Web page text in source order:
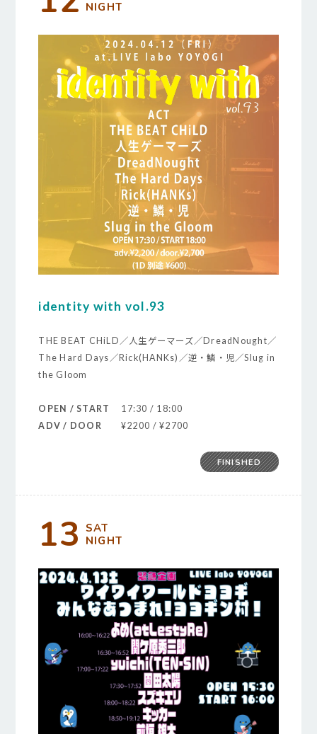
NIGHT
identity with vol.93
THE BEAT CHiLD／人生ゲーマーズ／DreadNought／
The Hard Days／Rick(HANKs)／逆・鱗・児／Slug in
the Gloom
OPEN / START
17:30 / 18:00
ADV / DOOR
¥2200 / ¥2700
FINISHED
13 SAT
NIGHT